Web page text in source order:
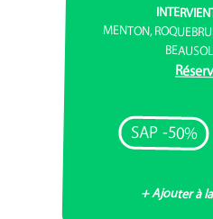
MENTON,
SAP -50%
+ Ajouter à